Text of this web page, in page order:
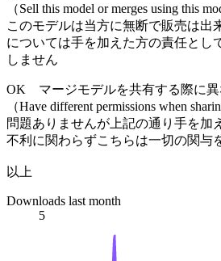
（Sell this model or merges using this
このモデルは当方に無断で販売は出
については手を加えた方の責任とし
しません
OK マージモデルを共有する際に異
（Have different permissions when
問題ありませんが上記の通り手を加
不利に関わらずこちらは一切の関与
以上
Downloads last month
5